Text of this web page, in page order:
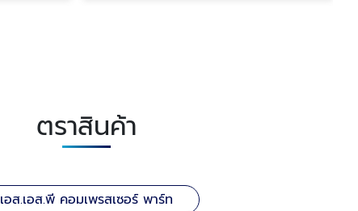
ตราสินค้า
เอส.เอส.พี คอมเพรสเซอร์ พาร์ท